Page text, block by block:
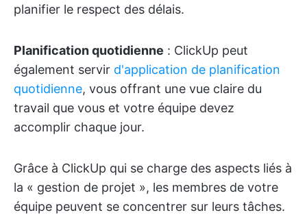
planifier le respect des délais.
Planification quotidienne : ClickUp peut
également servir d'application de planification
quotidienne, vous offrant une vue claire du
travail que vous et votre équipe devez
accomplir chaque jour.
Grâce à ClickUp qui se charge des aspects liés à
la « gestion de projet », les membres de votre
équipe peuvent se concentrer sur leurs tâches.